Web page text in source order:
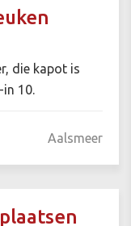
die kapot is
in 10.
Aalsmeer